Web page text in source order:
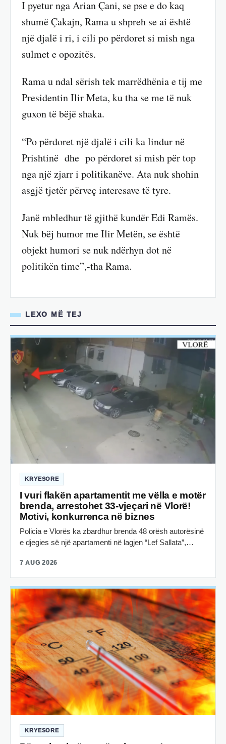
I pyetur nga Arian Çani, se pse e do kaq
shumë Çakajn, Rama u shpreh se ai është
një djalë i ri, i cili po përdoret si mish nga
sulmet e opozitës.
Rama u ndal sërish tek marrëdhënia e tij me
Presidentin Ilir Meta, ku tha se me të nuk
guxon të bëjë shaka.
“Po përdoret një djalë i cili ka lindur në
Prishtinë dhe po përdoret si mish për top
nga një zjarr i politikanëve. Ata nuk shohin
asgjë tjetër përveç interesave të tyre.
Janë mbledhur të gjithë kundër Edi Ramës.
Nuk bëj humor me Ilir Metën, se është
objekt humori se nuk ndërhyn dot në
politikën time”,-tha Rama.
LEXO MË TEJ
KRYESORE
I vuri flakën apartamentit me vëlla e motër
brenda, arrestohet 33-vjeçari në Vlorë!
Motivi, konkurrenca në biznes
Policia e Vlorës ka zbardhur brenda 48 orësh autorësinë
e djegies së një apartamenti në lagjen “Lef Sallata”,…
7 AUG 2026
KRYESORE